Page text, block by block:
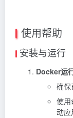
使用帮助
安装与运行
Docker运
确保
使用
动应